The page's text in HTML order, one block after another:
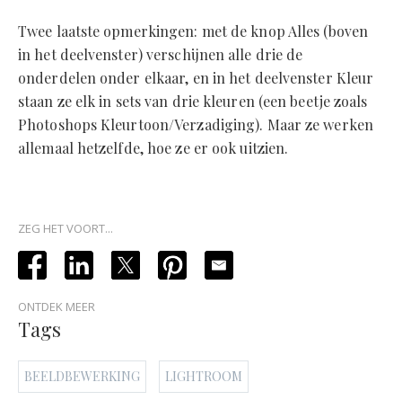
Twee laatste opmerkingen: met de knop Alles (boven
in het deelvenster) verschijnen alle drie de
onderdelen onder elkaar, en in het deelvenster Kleur
staan ze elk in sets van drie kleuren (een beetje zoals
Photoshops Kleurtoon/Verzadiging). Maar ze werken
allemaal hetzelfde, hoe ze er ook uitzien.
ZEG HET VOORT...
ONTDEK MEER
Tags
BEELDBEWERKING LIGHTROOM